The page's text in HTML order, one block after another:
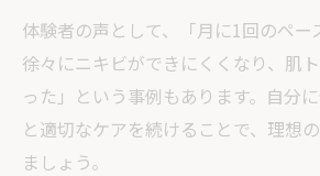
体験者の声として、「月に1回のペー
徐々にニキビができにくくなり、肌
った」という事例もあります。自分
と適切なケアを続けることで、理想
ましょう。